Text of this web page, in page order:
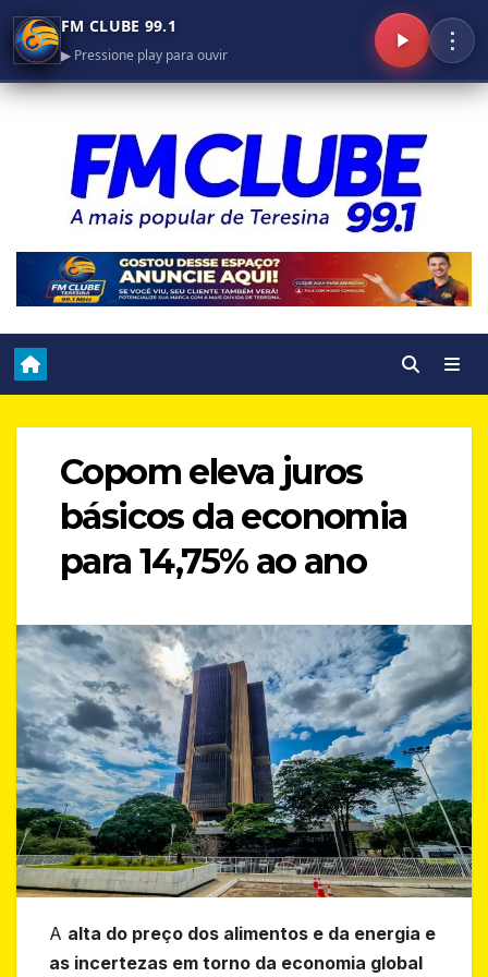
FM CLUBE 99.1
▶ Pressione play para ouvir
⋮